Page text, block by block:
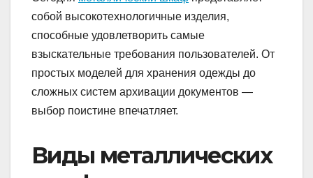
собой высокотехнологичные изделия,
способные удовлетворить самые
взыскательные требования пользователей. От
простых моделей для хранения одежды до
сложных систем архивации документов —
выбор поистине впечатляет.
Виды металлических